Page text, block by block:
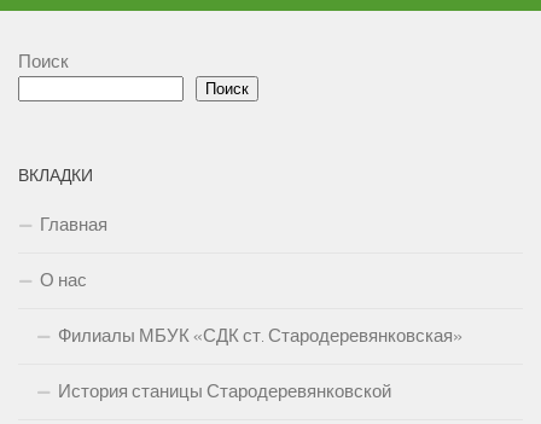
Поиск
Поиск
ВКЛАДКИ
Главная
О нас
Филиалы МБУК «СДК ст. Стародеревянковская»
История станицы Стародеревянковской